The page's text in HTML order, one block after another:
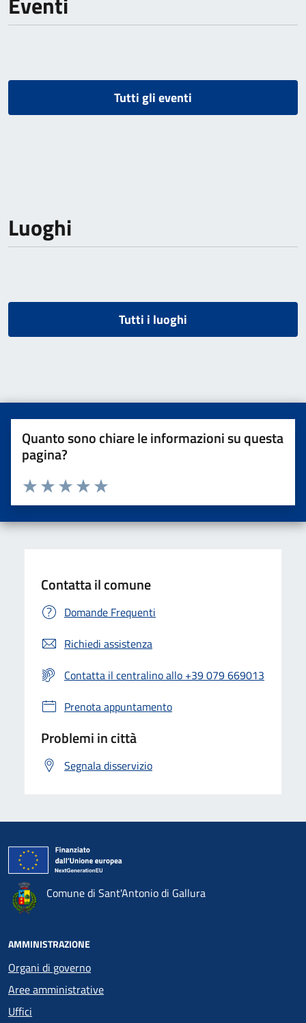
Tutti gli eventi
Luoghi
Tutti i luoghi
Quanto sono chiare le informazioni su questa
pagina?
Valuta da 1 a 5 stelle la pagina
Valuta 5 stelle su 5
Valuta 4 stelle su 5
Valuta 3 stelle su 5
Valuta 2 stelle su 5
Valuta una stella su 5
Contatta il comune
Domande Frequenti
Richiedi assistenza
Contatta il centralino allo +39 079 669013
Prenota appuntamento
Problemi in città
Segnala disservizio
Comune di Sant'Antonio di Gallura
AMMINISTRAZIONE
Organi di governo
Aree amministrative
Uffici